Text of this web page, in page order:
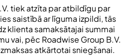
tiek atzīta par atbildīgu par
saistībā ar līguma izpildi, tās
klienta samaksātajai summai
vai, pēc Roadwise Group B.V.
atkārtotai sniegšanai.